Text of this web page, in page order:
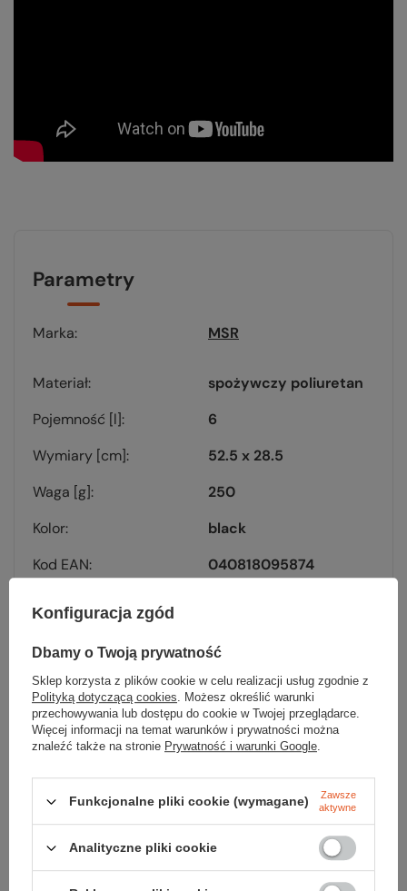
Parametry
Marka MSR
Materiał
spożywczy poliuretan
Pojemność [l]
6
Wymiary [cm]
52.5 x 28.5
Waga [g]
250
Kolor
black
Kod EAN
040818095874
Sprawdź
czy masz wszystko
TWOJA LISTA SPRZĘTOWA
Konfiguracja zgód
Dbamy o Twoją prywatność
Sklep korzysta z plików cookie w celu realizacji usług zgodnie z
Polityką dotyczącą cookies. Możesz określić warunki
przechowywania lub dostępu do cookie w Twojej przeglądarce.
Więcej informacji na temat warunków i prywatności można
znaleźć także na stronie Prywatność i warunki Google.
Funkcjonalne pliki cookie (wymagane)
Zawsze
aktywne
Analityczne pliki cookie